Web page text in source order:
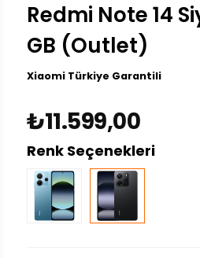
Redmi Note 14
GB (Outlet)
Xiaomi Türkiye Garantili
₺11.599,00
Renk Seçenekleri